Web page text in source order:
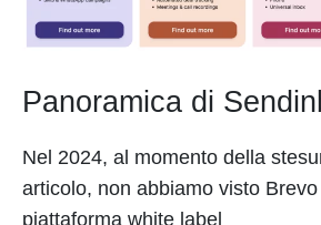
Panoramica di
Nel 2024, al momento della
articolo, non abbiamo visto
piattaforma white label